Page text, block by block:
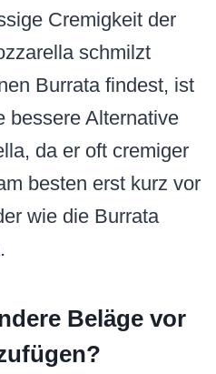
Cremigkeit der
schmilzt
Burrata findest, ist
bessere Alternative
da er oft cremiger
besten erst kurz vor
wie die Burrata
Beläge vor